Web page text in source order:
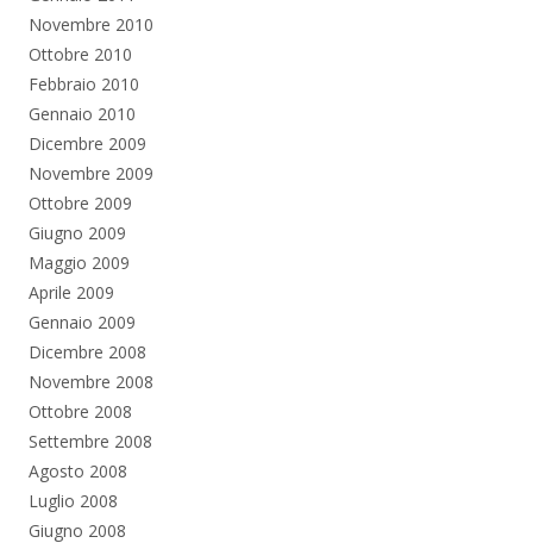
Novembre 2010
Ottobre 2010
Febbraio 2010
Gennaio 2010
Dicembre 2009
Novembre 2009
Ottobre 2009
Giugno 2009
Maggio 2009
Aprile 2009
Gennaio 2009
Dicembre 2008
Novembre 2008
Ottobre 2008
Settembre 2008
Agosto 2008
Luglio 2008
Giugno 2008